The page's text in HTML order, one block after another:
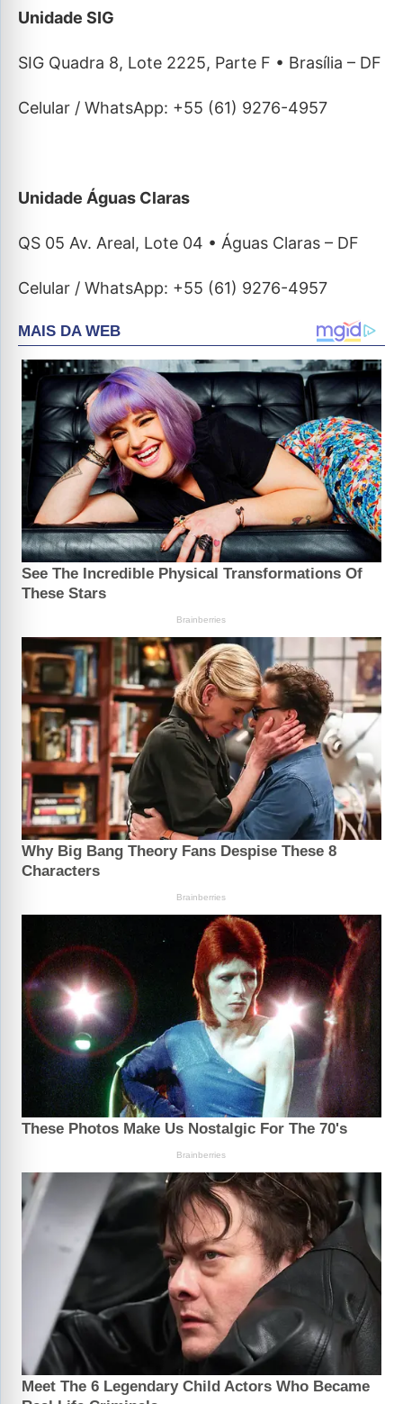
Unidade SIG
SIG Quadra 8, Lote 2225, Parte F • Brasília – DF
Celular / WhatsApp: +55 (61) 9276-4957
Unidade Águas Claras
QS 05 Av. Areal, Lote 04 • Águas Claras – DF
Celular / WhatsApp: +55 (61) 9276-4957